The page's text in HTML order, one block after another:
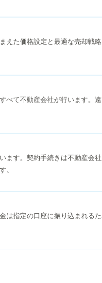
えた価格設定と最適な売却戦
べて不動産会社が行います。
す。契約手続きは不動産会社
。
は指定の口座に振り込まれる